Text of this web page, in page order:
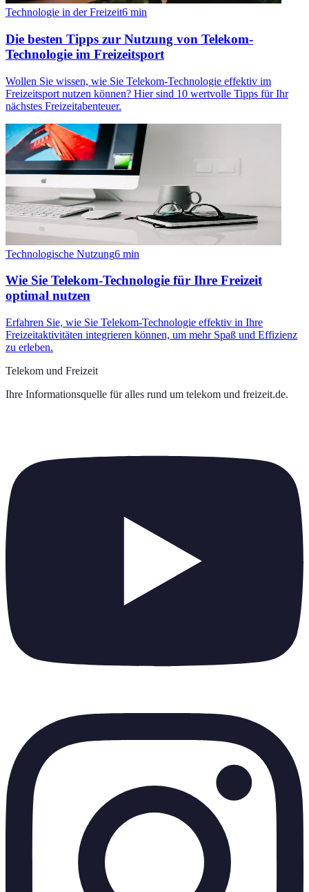
Technologie in der Freizeit6 min
Die besten Tipps zur Nutzung von Telekom-
Technologie im Freizeitsport
Wollen Sie wissen, wie Sie Telekom-Technologie effektiv im
Freizeitsport nutzen können? Hier sind 10 wertvolle Tipps für Ihr
nächstes Freizeitabenteuer.
Technologische Nutzung6 min
Wie Sie Telekom-Technologie für Ihre Freizeit
optimal nutzen
Erfahren Sie, wie Sie Telekom-Technologie effektiv in Ihre
Freizeitaktivitäten integrieren können, um mehr Spaß und Effizienz
zu erleben.
Telekom und Freizeit
Ihre Informationsquelle für alles rund um telekom und freizeit.de.